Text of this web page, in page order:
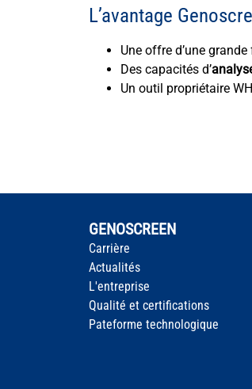
L’avantage
Une offre d’une
Des capacités d’
Un outil propriétaire
GENOSCREEN
Carrière
Actualités
L'entreprise
Qualité et certifications
Pateforme technologique